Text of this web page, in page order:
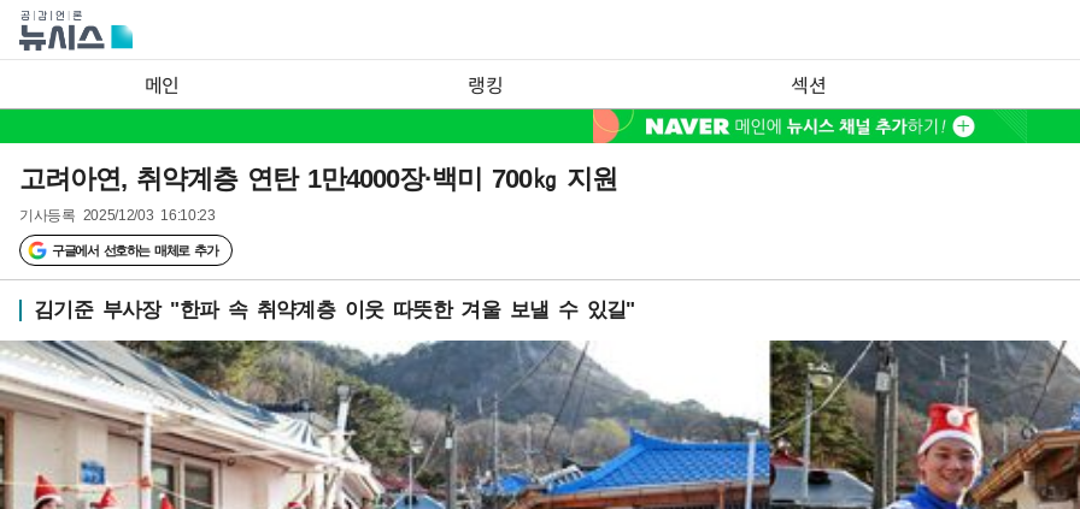
메인 랭킹 섹션
고려아연, 취약계층 연탄 1만4000장·백미 700㎏ 지원
기사등록 2025/12/03 16:10:23
구글에서 선호하는 매체로 추가
김기준 부사장 "한파 속 취약계층 이웃 따뜻한 겨울 보낼 수 있길"